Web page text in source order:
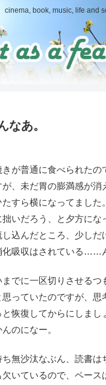
cinema, book, music, life and
なあ。
が普通に食べられたの
、未だ胃の膨満感が消
すら横になってました
いだろう、と夕方にな
し込んだところ、少しだ
化吸収はされている……
でに一区切りさせるつ
思っていたのですが、思
恢復してからにしまし
のになー。
無沙汰なぶん、読書は
いているので、ペース